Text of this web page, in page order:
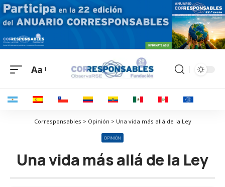
Aa
Corresponsables > Opinión > Una vida más allá de la Ley
OPINIÓN
Una vida más allá de la Ley